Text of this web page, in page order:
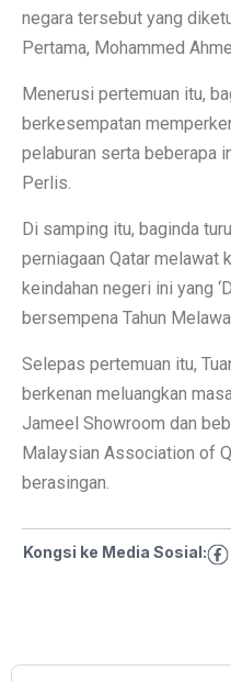
negara tersebut yang
Pertama, Mohammed
Menerusi pertemuan itu,
berkesempatan
pelaburan serta beberapa
Perlis.
Di samping itu, baginda
perniagaan Qatar
keindahan negeri ini yang
bersempena Tahun
Selepas pertemuan itu,
berkenan meluangkan
Jameel Showroom dan
Malaysian Association of
berasingan.
Kongsi ke Media Sosial: